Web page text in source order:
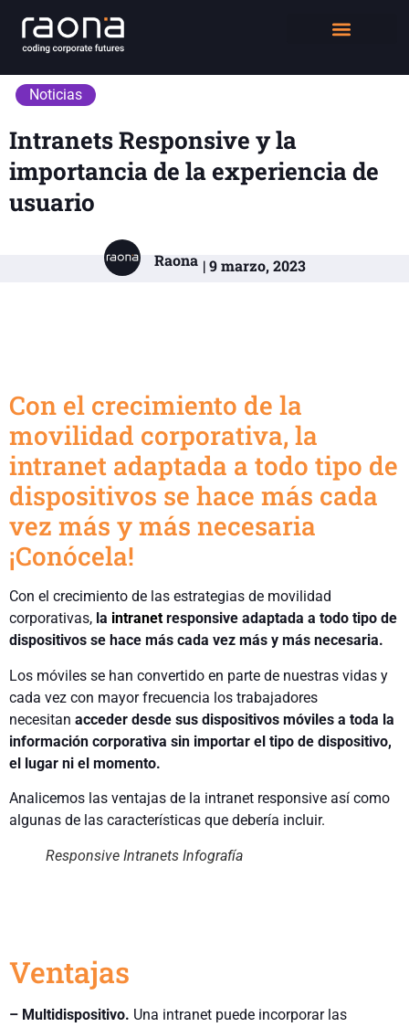
Noticias
Intranets Responsive y la
importancia de la experiencia de
usuario
Raona | 9 marzo, 2023
Con el crecimiento de la
movilidad corporativa, la
intranet adaptada a todo tipo de
dispositivos se hace más cada
vez más y más necesaria
¡Conócela!
Con el crecimiento de las estrategias de movilidad
corporativas, la intranet responsive adaptada a todo tipo de
dispositivos se hace más cada vez más y más necesaria.
Los móviles se han convertido en parte de nuestras vidas y
cada vez con mayor frecuencia los trabajadores
necesitan acceder desde sus dispositivos móviles a toda la
información corporativa sin importar el tipo de dispositivo,
el lugar ni el momento.
Analicemos las ventajas de la intranet responsive así como
algunas de las características que debería incluir.
Responsive Intranets Infografía
Ventajas
– Multidispositivo. Una intranet puede incorporar las